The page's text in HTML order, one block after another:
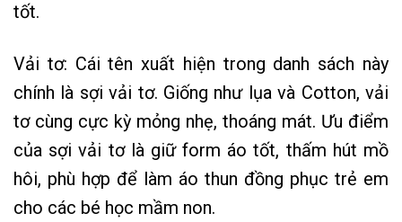
tốt.
Vải tơ: Cái tên xuất hiện trong danh sách này
chính là sợi vải tơ. Giống như lụa và Cotton, vải
tơ cùng cực kỳ mỏng nhẹ, thoáng mát. Ưu điểm
của sợi vải tơ là giữ form áo tốt, thấm hút mồ
hôi, phù hợp để làm áo thun đồng phục trẻ em
cho các bé học mầm non.